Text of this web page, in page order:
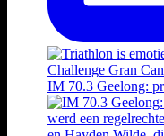
IM 70.3 Geelong: